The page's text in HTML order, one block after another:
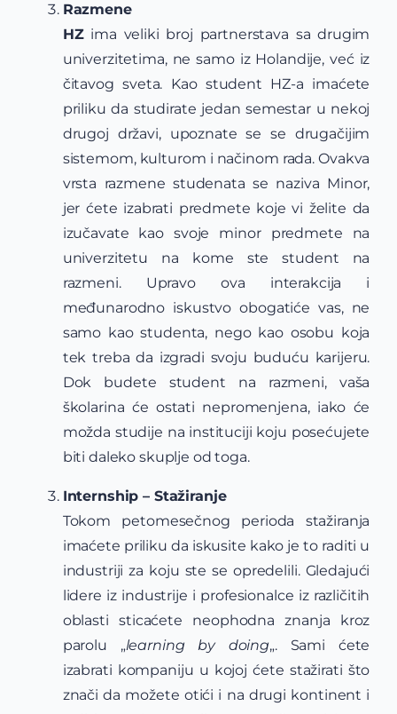
Razmene
HZima veliki broj partnerstava sa drugim
univerzitetima, ne samo iz Holandije, već iz
čitavog sveta. Kao student HZ-a imaćete
priliku da studirate jedan semestar u nekoj
drugoj državi, upoznate se se drugačijim
sistemom, kulturom i načinom rada. Ovakva
vrsta razmene studenata se naziva Minor,
jer ćete izabrati predmete koje vi želite da
izučavate kao svoje minor predmete na
univerzitetu na kome ste student na
razmeni. Upravo ova interakcija i
međunarodno iskustvo obogatiće vas, ne
samo kao studenta, nego kao osobu koja
tek treba da izgradi svoju buduću karijeru.
Dok budete student na razmeni, vaša
školarina će ostati nepromenjena, iako će
možda studije na instituciji koju posećujete
biti daleko skuplje od toga.
Internship – Stažiranje
Tokom petomesečnog perioda stažiranja
imaćete priliku da iskusite kako je to raditi u
industriji za koju ste se opredelili. Gledajući
lidere iz industrije i profesionalce iz različitih
oblasti sticaćete neophodna znanja kroz
parolu „learning by doing„. Sami ćete
izabrati kompaniju u kojoj ćete stažirati što
znači da možete otići i na drugi kontinent i